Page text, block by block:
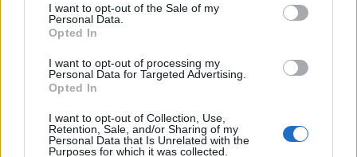
I want to opt-out of the Sale of my
Personal Data.
Opted In
I want to opt-out of processing my
Personal Data for Targeted Advertising.
Opted In
I want to opt-out of Collection, Use,
Retention, Sale, and/or Sharing of my
Personal Data that Is Unrelated with the
Purposes for which it was collected.
18η συνεχόμενη χρονιά για τον ΟΤΕ στη διεθνή σειρά δεικτών
FTSE4Good
Alpha Bank: Για πρώτη φορά το Αρχαίο Θέατρο Επιδαύρου άνοιξε τις
πύλες του σε όλους